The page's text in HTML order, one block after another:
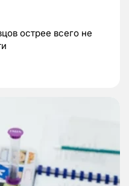
острее всего не